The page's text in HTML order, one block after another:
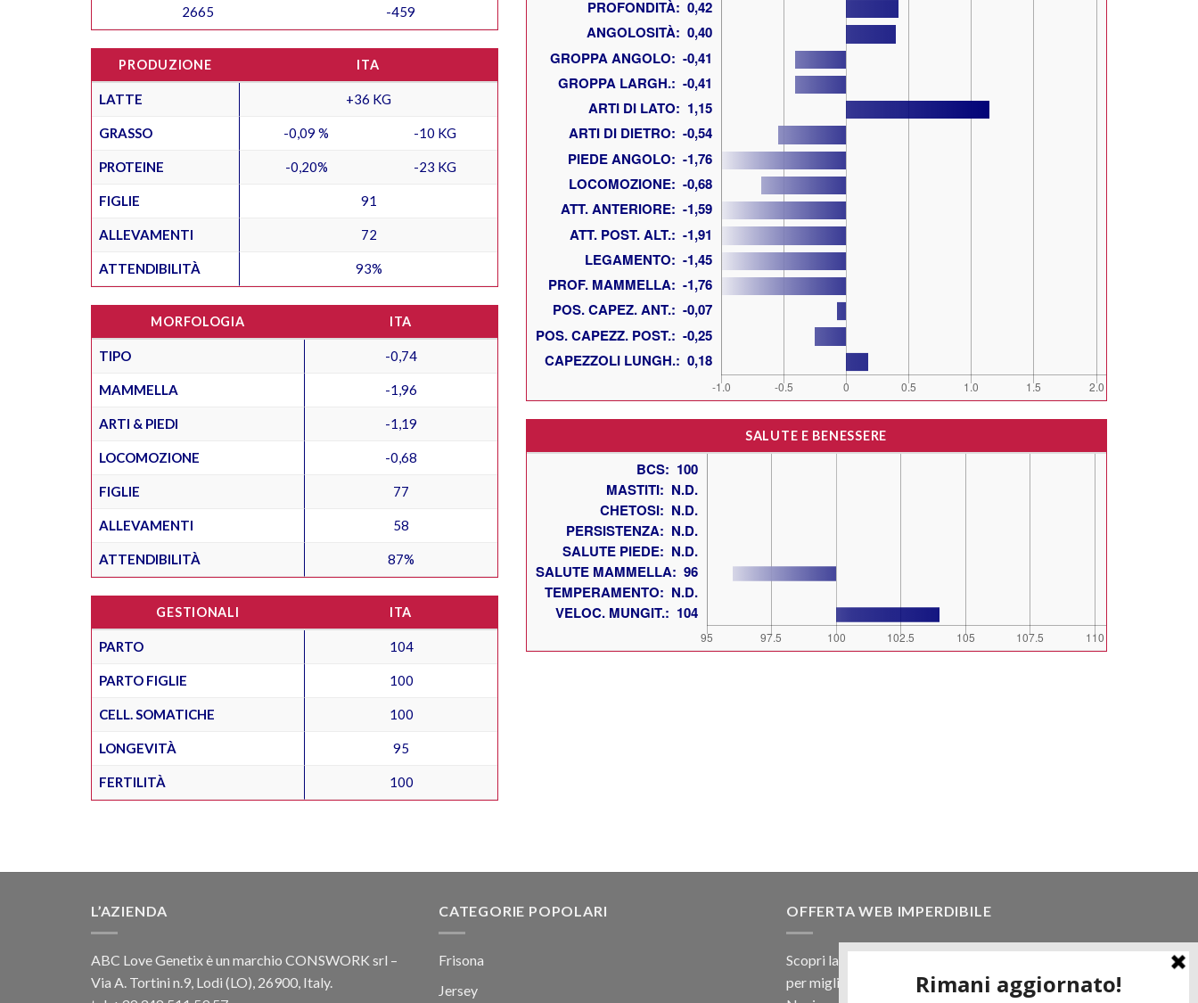
2665 -459
PRODUZIONE ITA
LATTE +36 KG
GRASSO -0,09 % -10 KG
PROTEINE -0,20% -23 KG
FIGLIE 91
ALLEVAMENTI 72
ATTENDIBILITÀ 93%
MORFOLOGIA ITA
TIPO -0,74
MAMMELLA -1,96
ARTI & PIEDI -1,19
LOCOMOZIONE -0,68
FIGLIE 77
ALLEVAMENTI 58
ATTENDIBILITÀ 87%
GESTIONALI ITA
PARTO 104
PARTO FIGLIE 100
CELL. SOMATICHE 100
LONGEVITÀ 95
FERTILITÀ 100
SALUTE E BENESSERE
L’AZIENDA
ABC Love Genetix è un marchio CONSWORK srl –
Via A. Tortini n.9, Lodi (LO), 26900, Italy.
CATEGORIE POPOLARI
Frisona
Jersey
OFFERTA WEB IMPERDIBILE
Scopri la nostra offerta web! Un prezzo mai visto,
per migliaia di prodotti.